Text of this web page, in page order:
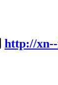
http://xn--